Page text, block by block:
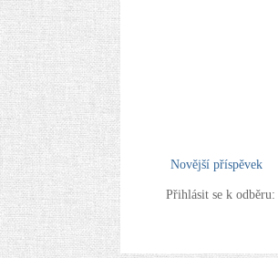
Novější příspěvek
Přihlásit se k odběru: